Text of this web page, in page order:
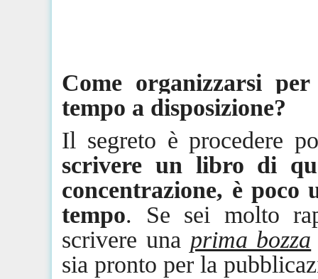
Come organizzarsi
tempo a disposizione?
Il segreto è procedere
scrivere un libro di
concentrazione, è
tempo. Se sei molto
scrivere una prima bozza
sia pronto per la